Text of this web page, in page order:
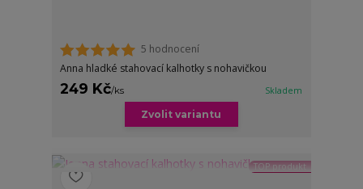
5 hodnocení
Anna hladké stahovací kalhotky s nohavičkou
249 Kč/ks Skladem
Zvolit variantu
TOP produkt